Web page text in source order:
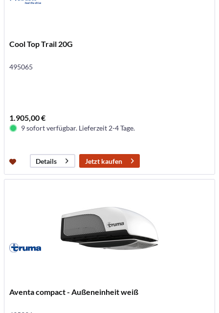
Cool Top Trail 20G
495065
1.905,00 €
9 sofort verfügbar. Lieferzeit 2-4 Tage.
Details Jetzt kaufen
Aventa compact - Außeneinheit weiß